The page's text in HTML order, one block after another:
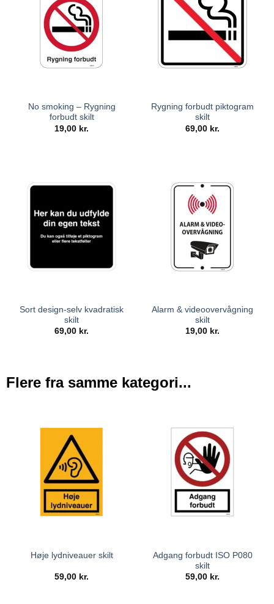
No smoking – Rygning
forbudt skilt
19,00 kr.
Rygning forbudt piktogram
skilt
69,00 kr.
Sort design-selv kvadratisk
skilt
69,00 kr.
Alarm & videoovervågning
skilt
19,00 kr.
Flere fra samme kategori...
Høje lydniveauer skilt
59,00 kr.
Adgang forbudt ISO P080
skilt
59,00 kr.